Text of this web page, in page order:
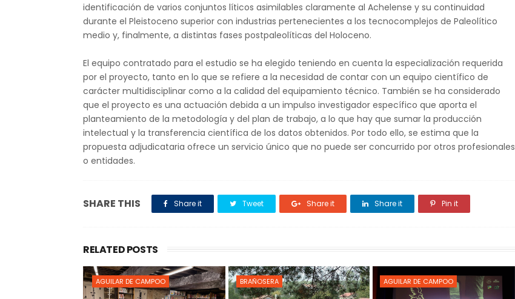
identificación de varios conjuntos líticos asimilables claramente al Achelense y su continuidad
durante el Pleistoceno superior con industrias pertenecientes a los tecnocomplejos de Paleolítico
medio y, finalmente, a distintas fases postpaleolíticas del Holoceno.
El equipo contratado para el estudio se ha elegido teniendo en cuenta la especialización requerida
por el proyecto, tanto en lo que se refiere a la necesidad de contar con un equipo científico de
carácter multidisciplinar como a la calidad del equipamiento técnico. También se ha considerado
que el proyecto es una actuación debida a un impulso investigador específico que aporta el
planteamiento de la metodología y del plan de trabajo, a lo que hay que sumar la producción
intelectual y la transferencia científica de los datos obtenidos. Por todo ello, se estima que la
propuesta adjudicataria ofrece un servicio único que no puede ser concurrido por otros profesionales
o entidades.
SHARE THIS Share it Tweet Share it Share it Pin it
RELATED POSTS
AGUILAR DE CAMPOO BRAÑOSERA AGUILAR DE CAMPOO